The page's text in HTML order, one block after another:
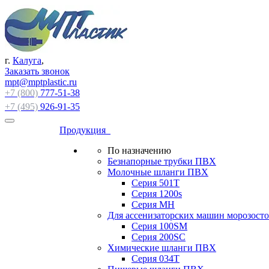
г. Калуга,
Заказать звонок
mpt@mptplastic.ru
+7 (800) 777-51-38
+7 (495) 926-91-35
Продукция
По назначению
Безнапорные трубки ПВХ
Молочные шланги ПВХ
Серия 501T
Серия 1200s
Серия МН
Для ассенизаторских машин
Серия 100SM
Серия 200SС
Химические шланги ПВХ
Серия 034Т